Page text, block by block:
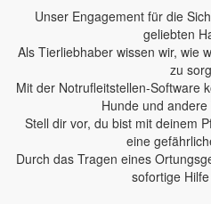
Unser Engagement für die
geliebten
Als Tierliebhaber wissen wir, wie
zu
Mit der Notrufleitstellen-Software
Hunde und
Stell dir vor, du bist mit deinem
eine
Durch das Tragen eines
sofortige